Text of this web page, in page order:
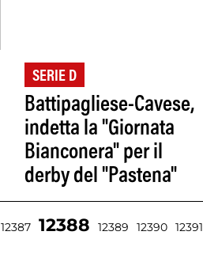
SERIE D
Battipagliese-Cavese,
indetta la "Giornata
Bianconera" per il
derby del "Pastena"
12387 12388 12389 12390 12391